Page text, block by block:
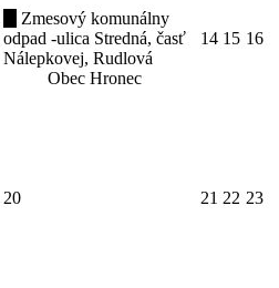
Zmesový komunálny
odpad -ulica Stredná, časť
Nálepkovej, Rudlová
Obec Hronec
14 15 16
20 21 22 23